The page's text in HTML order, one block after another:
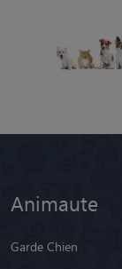
Animaute
Garde Chien